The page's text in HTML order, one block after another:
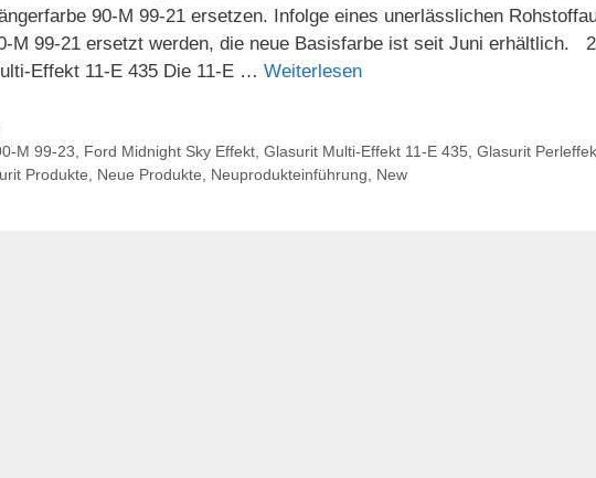
90-M 99-21 ersetzen. Infolge eines unerlässlichen
M 99-21 ersetzt werden, die neue Basisfarbe ist seit Juni erhältlich.
Effekt 11-E 435 Die 11-E … Weiterlesen
M 99-23 Ford Midnight Sky Effekt, Glasurit Multi-Effekt 11-E 435 Glasurit
Produkte Neue Produkte Neuprodukteinführung New